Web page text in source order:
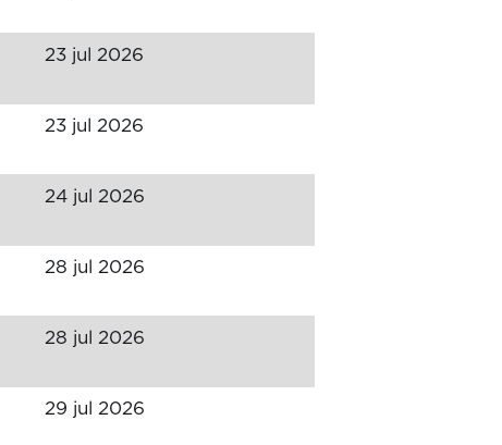
23 jul 2026
23 jul 2026
24 jul 2026
28 jul 2026
28 jul 2026
29 jul 2026